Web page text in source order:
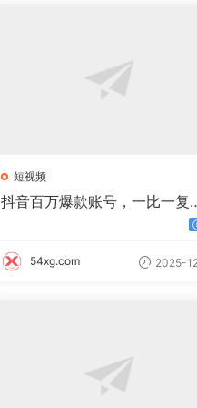
短视频
抖音百万爆款账号，一比一复
内容教程，从0-1实操课，小
54xg.com 2025-